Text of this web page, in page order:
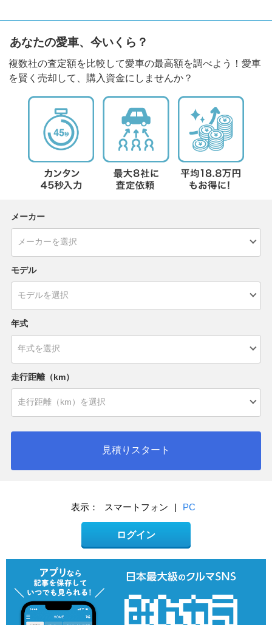
あなたの愛車、今いくら？
複数社の査定額を比較して愛車の最高額を調べよう！愛車
を賢く売却して、購入資金にしませんか？
メーカー
モデル
年式
走行距離（km）
見積りスタート
表示： スマートフォン | PC
ログイン